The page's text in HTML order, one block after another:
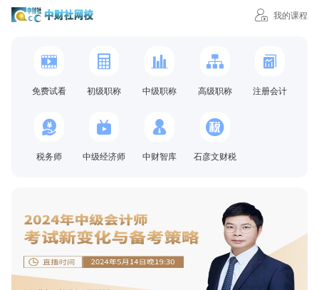
我的课程
免费试看 初级职称 中级职称 高级职称 注册会计
税务师 中级经济师 中财智库 石彦文财税